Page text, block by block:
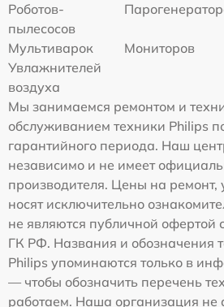
Роботов-
пылесосов
Мультиварок
Мониторов
Увлажнителей
воздуха
Мы занимаемся ремонтом и
обслуживанием техники Philips
гарантийного периода. Наш
независимо и не имеет
производителя. Цены на ремонт,
носят исключительно
не являются публичной офертой
ГК РФ. Названия и обозначения
Philips упоминаются только в
— чтобы обозначить перечень
работаем. Наша организация